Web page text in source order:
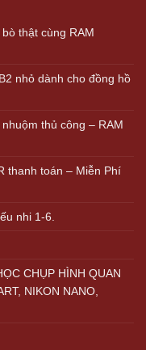
thật cùng RAM
nhỏ dành cho đồng hồ
thủ công – RAM
thanh toán – Miễn Phí
nhi 1-6.
CHỤP HÌNH QUAN
NIKON NANO,